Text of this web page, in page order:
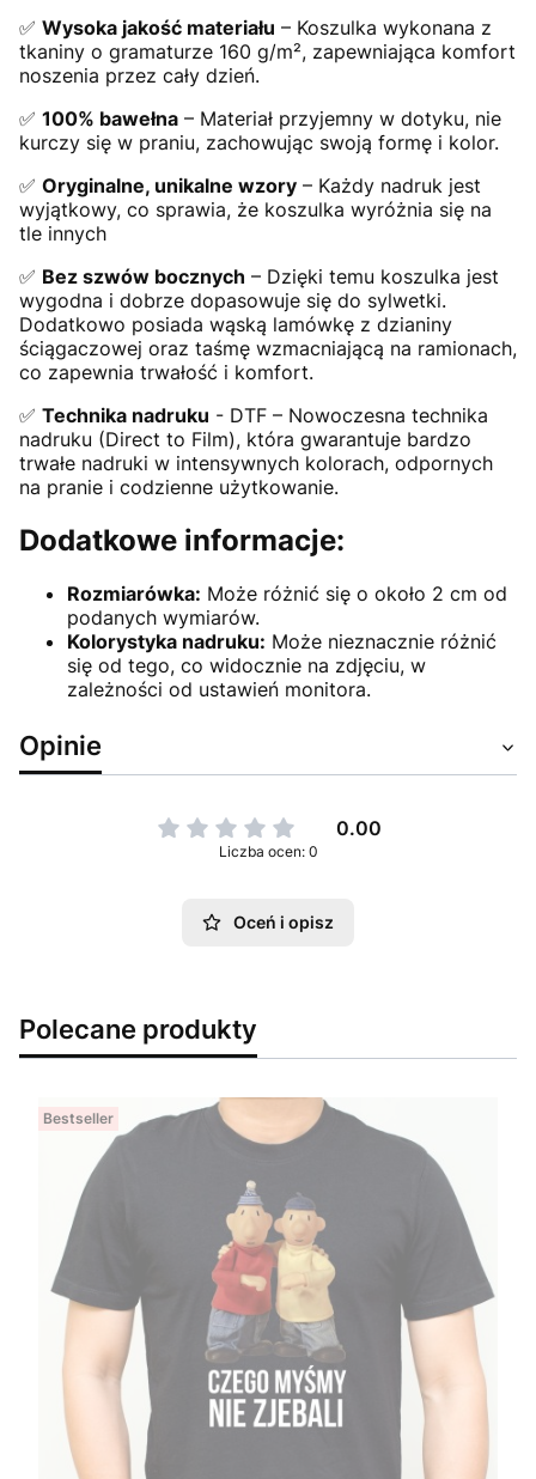
✅ Wysoka jakość materiału – Koszulka wykonana z
tkaniny o gramaturze 160 g/m², zapewniająca komfort
noszenia przez cały dzień.
✅ 100% bawełna – Materiał przyjemny w dotyku, nie
kurczy się w praniu, zachowując swoją formę i kolor.
✅ Oryginalne, unikalne wzory – Każdy nadruk jest
wyjątkowy, co sprawia, że koszulka wyróżnia się na
tle innych
✅ Bez szwów bocznych – Dzięki temu koszulka jest
wygodna i dobrze dopasowuje się do sylwetki.
Dodatkowo posiada wąską lamówkę z dzianiny
ściągaczowej oraz taśmę wzmacniającą na ramionach,
co zapewnia trwałość i komfort.
✅ Technika nadruku - DTF – Nowoczesna technika
nadruku (Direct to Film), która gwarantuje bardzo
trwałe nadruki w intensywnych kolorach, odpornych
na pranie i codzienne użytkowanie.
Dodatkowe informacje:
Rozmiarówka: Może różnić się o około 2 cm od
podanych wymiarów.
Kolorystyka nadruku: Może nieznacznie różnić
się od tego, co widocznie na zdjęciu, w
zależności od ustawień monitora.
Opinie
0.00
Liczba ocen: 0
Oceń i opisz
Polecane produkty
Bestseller